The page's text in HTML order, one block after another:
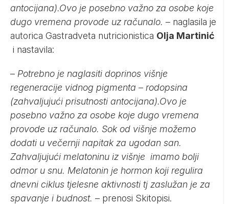
antocijana).Ovo je posebno važno za osobe koje
dugo vremena provode uz računalo. – naglasila je
autorica Gastradveta nutricionistica Olja Martinić
i nastavila:
– Potrebno je naglasiti doprinos višnje
regeneracije vidnog pigmenta – rodopsina
(zahvaljujući prisutnosti antocijana).Ovo je
posebno važno za osobe koje dugo vremena
provode uz računalo. Sok od višnje možemo
dodati u večernji napitak za ugodan san.
Zahvaljujući melatoninu iz višnje imamo bolji
odmor u snu. Melatonin je hormon koji regulira
dnevni ciklus tjelesne aktivnosti tj zaslužan je za
spavanje i budnost. – prenosi Skitopisi.